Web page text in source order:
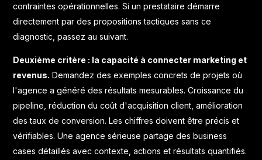
contraintes opérationnelles. Si un prestataire démarre
directement par des propositions tactiques sans ce
diagnostic, passez au suivant.
Deuxième critère : la capacité à connecter marketing et
revenus. Demandez des exemples concrets de projets où
l'agence a généré des résultats mesurables. Croissance du
pipeline, réduction du coût d'acquisition client, amélioration
des taux de conversion. Les chiffres doivent être précis et
vérifiables. Une agence sérieuse partage des business
cases détaillés avec contexte, actions et résultats quantifiés.